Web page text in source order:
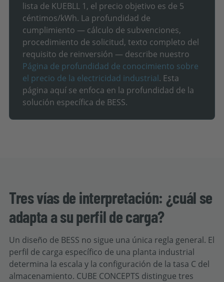
lista de KUEBLL 1, el precio objetivo es de 5
céntimos/kWh. La profundidad de
cumplimiento — cálculo de subvenciones,
procedimiento de solicitud, texto completo del
requisito de reinversión — describe nuestro
Página de profundidad de conocimiento sobre
el precio de la electricidad industrial. Esta
página aquí se enfoca en la profundidad de la
solución específica de BESS.
Tres vías de interpretación: ¿cuál se
adapta a su perfil de carga?
Un diseño de BESS no sigue una única regla general. El
perfil de carga específico de una planta industrial
determina la escala y la configuración de la tasa C del
almacenamiento. CUBE CONCEPTS distingue tres